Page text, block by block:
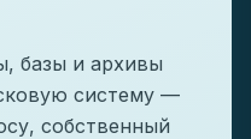
базы и архивы
систему —
собственный